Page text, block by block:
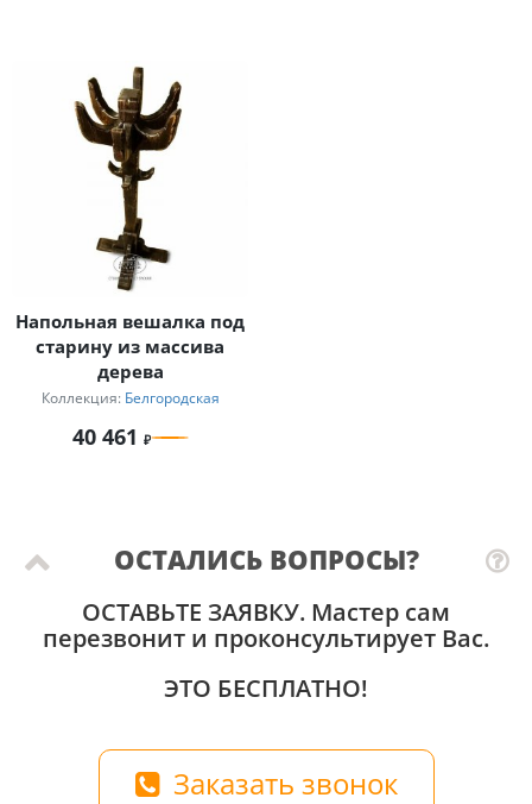
Напольная вешалка под
старину из массива
дерева
Коллекция: Белгородская
40 461
ОСТАЛИСЬ ВОПРОСЫ?
ОСТАВЬТЕ ЗАЯВКУ. Мастер сам
перезвонит и проконсультирует Вас.
ЭТО БЕСПЛАТНО!
Заказать звонок